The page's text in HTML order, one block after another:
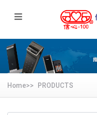
Home>> PRODUCTS